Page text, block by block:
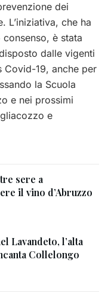
dei
L’iniziativa, che ha
è stata
dalle vigenti
Covid-19, anche per
la Scuola
e nei prossimi
e
sere a
il vino d’Abruzzo
Lavandeto, l’alta
Collelongo